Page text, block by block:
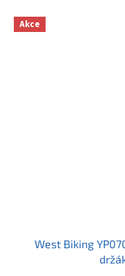
Akce
West Biking